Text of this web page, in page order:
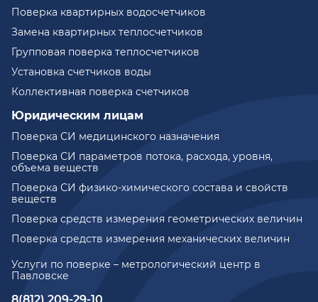
Услуги по поверке – метрологический центр в
Павловске
Поверка квартирных водосчетчиков
Замена квартирных теплосчетчиков
Групповая поверка теплосчетчиков
Установка счетчиков воды
Коллективная поверка счетчиков
Юридическим лицам
Поверка СИ медицинского назначения
Поверка СИ параметров потока, расхода, уровня,
объема веществ
Поверка СИ физико-химического состава и свойств
веществ
Поверка средств измерения геометрических величин
Поверка средств измерения механических величин